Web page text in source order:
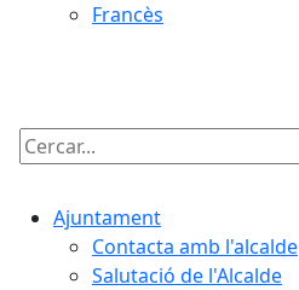
Francès
Cercar:
Ajuntament
Contacta amb l'alcalde
Salutació de l'Alcalde